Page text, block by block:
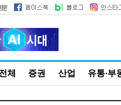
체 증권 산업 유통·부